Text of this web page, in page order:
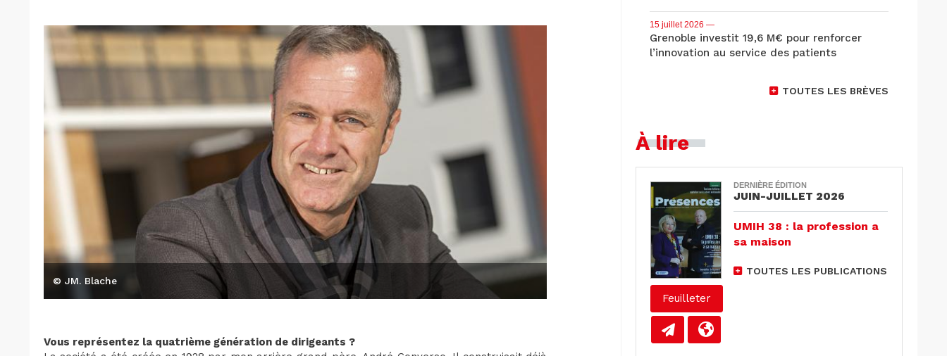
© JM. Blache
Vous représentez la quatrième génération de dirigeants ?
15 juillet 2026 —
Grenoble investit 19,6 M€ pour renforcer
l’innovation au service des patients
TOUTES LES BRÈVES
À lire
Feuilleter
DERNIÈRE ÉDITION
JUIN-JUILLET 2026
UMIH 38 : la profession a
sa maison
TOUTES LES PUBLICATIONS